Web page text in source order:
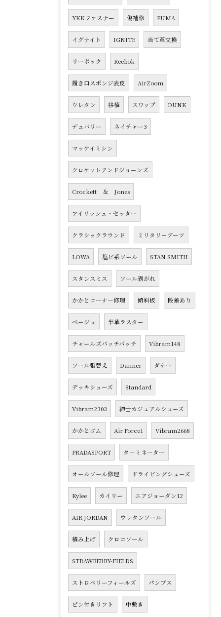
YKKファスナー 傷補修 PUMA
イグナイト IGNITE 当て革交換
リーボック Reebok
履き口スポンジ表皮 AirZoom
ウレタン 移植 スワップ DUNK
デュバリー ネイチャー3
マッケイミシン
クロケットアンドジョーンズ
Crockett ＆ Jones
アイリッシュ・セッター
クラシックラウンド ミリタリーブーツ
LOWA 塩ビ系ソール STAN SMITH
スタンスミス ソール剥がれ
かかとコーナー修理 傾斜板 段差あり
ベージュ 半革ラスター
チャールズパッチパッチ Vibram148
ソール張替え Danner ダナー
デッキシューズ Standard
Vibram2303 紳士カジュアルシューズ
かかとゴム Air Force1 Vibram2668
PRADASPORT ターミネーター
オールソール修理 ドライビングシューズ
Kylee カイリー エアジョーダン12
AIR JORDAN ウレタンソール
積み上げ クロコソール
STRAWBERRY-FIELDS
ストロベリーフィールズ パンプス
ピン付きリフト 中敷き